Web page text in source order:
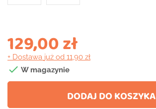
129,00 zł
+ Dostawa już od 11,90 zł
 W magazynie
DODAJ DO KOSZYKA